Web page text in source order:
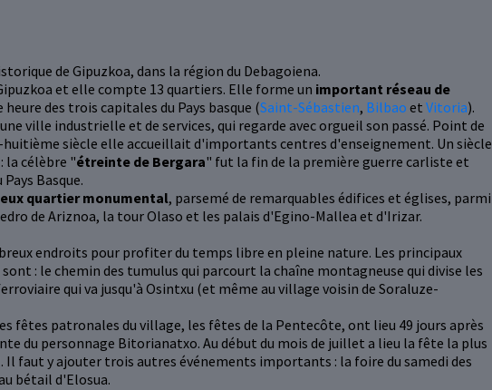
de Gipuzkoa, dans la région du Debagoiena.
et elle compte 13 quartiers. Elle forme un important réseau de
des trois capitales du Pays basque (Saint-Sébastien, Bilbao et Vitoria).
ville industrielle et de services, qui regarde avec orgueil son passé. Point de
huitième siècle elle accueillait d'importants centres d'enseignement. Un siècle
la célèbre "étreinte de Bergara" fut la fin de la première guerre carliste et
Basque.
quartier monumental, parsemé de remarquables édifices et églises, parmi
de Ariznoa, la tour Olaso et les palais d'Egino-Mallea et d'Irizar.
endroits pour profiter du temps libre en pleine nature. Les principaux
: le chemin des tumulus qui parcourt la chaîne montagneuse qui divise les
qui va jusqu'à Osintxu (et même au village voisin de Soraluze-
fêtes patronales du village, les fêtes de la Pentecôte, ont lieu 49 jours après
du personnage Bitorianatxo. Au début du mois de juillet a lieu la fête la plus
Il faut y ajouter trois autres événements importants : la foire du samedi des
bétail d'Elosua.